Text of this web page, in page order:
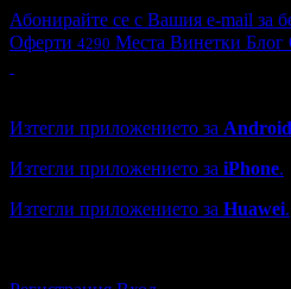
Абонирайте се с Вашия e-mail за
Оферти 4290 Места Винетки Блог
Изтегли приложението за Android
Изтегли приложението за iPhone.
Изтегли приложението за Huawei.